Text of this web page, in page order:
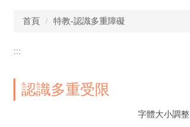
首頁 特教-認識多重障礙
:::
認識多重受限
字體大小調整